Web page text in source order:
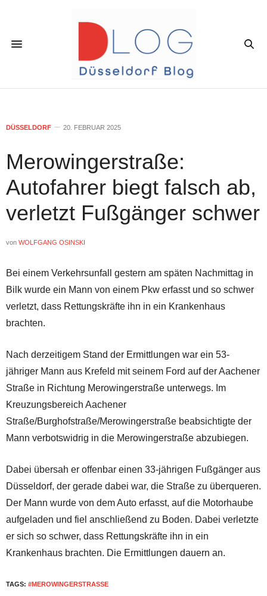
DÜSSELDORF 20. FEBRUAR 2025
Merowingerstraße:
Autofahrer biegt falsch ab,
verletzt Fußgänger schwer
von WOLFGANG OSINSKI
Bei einem Verkehrsunfall gestern am späten Nachmittag in
Bilk wurde ein Mann von einem Pkw erfasst und so schwer
verletzt, dass Rettungskräfte ihn in ein Krankenhaus
brachten.
Nach derzeitigem Stand der Ermittlungen war ein 53-
jähriger Mann aus Krefeld mit seinem Ford auf der Aachener
Straße in Richtung Merowingerstraße unterwegs. Im
Kreuzungsbereich Aachener
Straße/Burghofstraße/Merowingerstraße beabsichtigte der
Mann verbotswidrig in die Merowingerstraße abzubiegen.
Dabei übersah er offenbar einen 33-jährigen Fußgänger aus
Düsseldorf, der gerade dabei war, die Straße zu überqueren.
Der Mann wurde von dem Auto erfasst, auf die Motorhaube
aufgeladen und fiel anschließend zu Boden. Dabei verletzte
er sich so schwer, dass Rettungskräfte ihn in ein
Krankenhaus brachten. Die Ermittlungen dauern an.
TAGS: #MEROWINGERSTRASSE